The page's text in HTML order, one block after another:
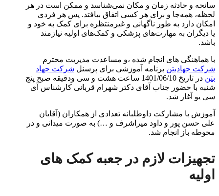
سانحه و حادثه زمان و مکان نمی‌شناسد و ممکن است در هر
لحظه، همه‌جا و برای هر کسی اتفاق بیافتد. پس هر فردی
امکان دارد به طور ناگهانی و غیرمنتظره برای کمک به خود و
یا دیگران به مهارت‌های پزشکی و کمک‌های اولیه نیازمند
باشد.
با هماهنگی های انجام شده ،و مساعدت مدیریت محترم
شرکت جهادبتن برنامه آموزشی برای پرسنل شرکت جهاد
بتن
در تاریخ 1401/06/10 ساعت هشت و سی ودقیقه صبح پنج
شنبه با حضور جناب آقای دکتر شهرام قربانی کارشناس آی
سی یو آغاز شد.
آموزش با مشارکت داوطلبانه تعدادی از همکاران (آقایان
علی حسن پور و داود میراشرف و …) به صورت میدانی و در
محوطه باز انجام شد.
تجهیزات لازم در جعبه کمک های
اولیه